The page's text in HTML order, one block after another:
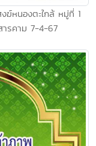
หนองตะใกล้ หมู่ที่ 1
รคาม 7-4-67